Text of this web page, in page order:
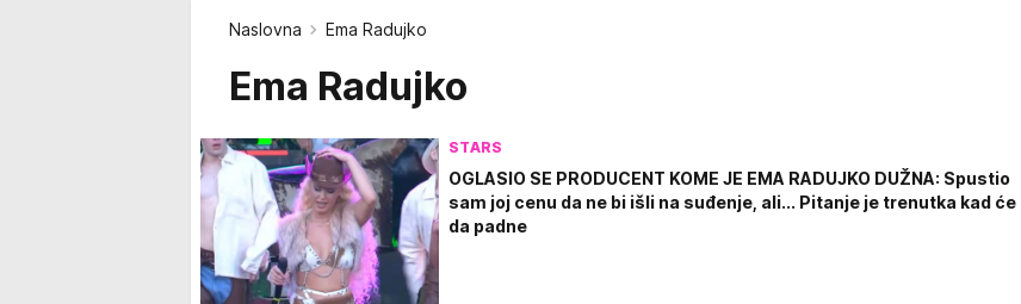
Naslovna Ema Radujko
Ema Radujko
STARS
OGLASIO SE PRODUCENT KOME JE EMA RADUJKO DUŽNA: Spustio
sam joj cenu da ne bi išli na suđenje, ali... Pitanje je trenutka kad će
da padne